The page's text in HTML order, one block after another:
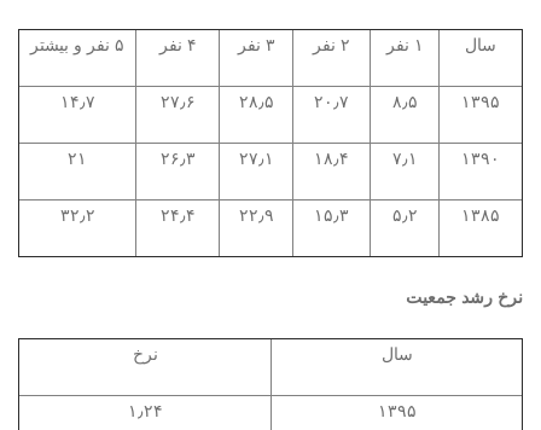
سال ۱ نفر ۲ نفر ۳ نفر ۴ نفر ۵ نفر و بیشتر
۱۳۹۵ ۸٫۵ ۲۰٫۷ ۲۸٫۵ ۲۷٫۶ ۱۴٫۷
۱۳۹۰ ۷٫۱ ۱۸٫۴ ۲۷٫۱ ۲۶٫۳ ۲۱
۱۳۸۵ ۵٫۲ ۱۵٫۳ ۲۲٫۹ ۲۴٫۴ ۳۲٫۲
نرخ رشد جمعیت
سال نرخ
۱۳۹۵ ۱٫۲۴